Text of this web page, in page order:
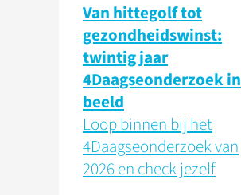
Van hittegolf tot
gezondheidswinst:
twintig jaar
4Daagseonderzoek in
beeld
Loop binnen bij het
4Daagseonderzoek van
2026 en check jezelf